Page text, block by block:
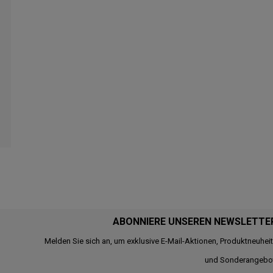
ABONNIERE UNSEREN
Melden Sie sich an, um exklusive E-Mail-Aktionen,
und